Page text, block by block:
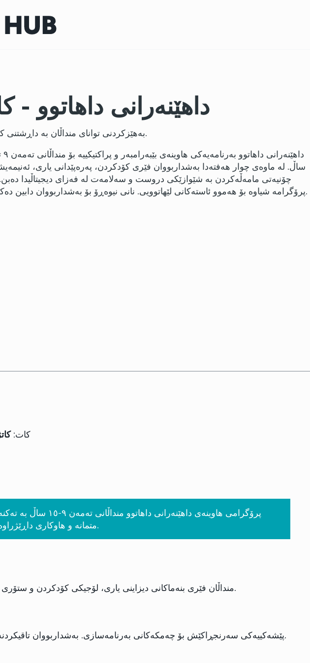
داهێنەرانی داهاتوو -
بەهێزکردنی توانای منداڵان بە داڕشتنی کۆد، دیزاینی یاری، ئەنیمەیشن، و سەلامەتی دیجیتاڵی – 4 بۆ 27ی ئابی 2025، لە فاوەندەیشن هەب.
ساڵ. لە ماوەی چوار هەفتەدا بەشداربووان فێری کۆدکردن، پەرەپێدانی یاری،
چۆنیەتی مامەڵەکردن بە شێوازێکی دروست و سەلامەت لە فەزای دیجیتاڵیدا
پرۆگرامە شیاوە بۆ هەموو ئاستەکانی لێهاتوویی. نانی نیوەڕۆ بۆ بەشداربووان دابین دەکرێت.
کات:کاتژمێر ١٠:٠٠ بەیانی تا ٣:٠٠
پرۆگرامی هاوینەی
متمانە و هاوکاری داڕێژراوە، لە هەمان کاتدا یارمەتی بەشداربووان دەدات بۆ بەدەستهێنانی کارامەیی دیجیتاڵی بنەڕەتی.
منداڵان فێری بنەماکانی دیزاینی یاری، لۆجیکی کۆدکردن و ستۆری بۆردکردن دەبن بە بەکارهێنانی ئامرازە دۆستەکانی سەرەتایی بۆ دروستکردنی یارییە کارلێککارەکان.
پێشەکییەکی سەرنجڕاکێش بۆ چەمکەکانی بەرنامەسازی. بەشداربووان تاقیکردنەوە لەسەر کۆدکردنی بینراو و دەق دەکەن بۆ دروستکردنی ئەنیمەیشن، ئەپ، یان یارییە بچووکەکان.